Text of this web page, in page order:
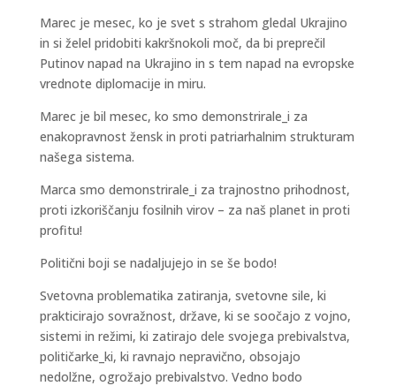
Marec je mesec, ko je svet s strahom gledal Ukrajino
in si želel pridobiti kakršnokoli moč, da bi preprečil
Putinov napad na Ukrajino in s tem napad na evropske
vrednote diplomacije in miru.
Marec je bil mesec, ko smo demonstrirale_i za
enakopravnost žensk in proti patriarhalnim strukturam
našega sistema.
Marca smo demonstrirale_i za trajnostno prihodnost,
proti izkoriščanju fosilnih virov – za naš planet in proti
profitu!
Politični boji se nadaljujejo in se še bodo!
Svetovna problematika zatiranja, svetovne sile, ki
prakticirajo sovražnost, države, ki se soočajo z vojno,
sistemi in režimi, ki zatirajo dele svojega prebivalstva,
političarke_ki, ki ravnajo nepravično, obsojajo
nedolžne, ogrožajo prebivalstvo. Vedno bodo